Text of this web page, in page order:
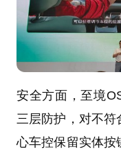
安全方面，至境
三层防护，对不
心车控保留实体